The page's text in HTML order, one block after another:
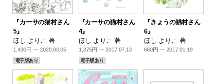
『カーサの猫村さん
5』
ほし よりこ 著
1,430円 — 2020.03.05
電子版あり
『カーサの猫村さん
4』
ほし よりこ 著
1,375円 — 2017.07.13
電子版あり
『きょうの猫村さん
6』
ほし よりこ 著
660円 — 2017.01.19